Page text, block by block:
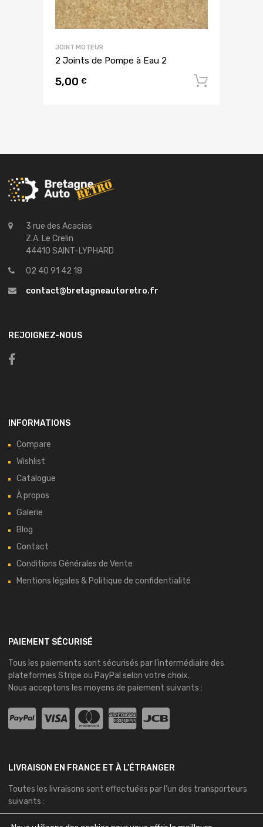
JOINT MOTEUR
2 Joints de Pompe à Eau 2
5,00 €
3 rue des Acacias
Z.A. Le Crelin
44410 SAINT-LYPHARD
02 40 91 42 18
contact@bretagneautoretro.fr
REJOIGNEZ-NOUS
INFORMATIONS
Compare
Wishlist
Catalogue
À propos
Galerie
Blog
Contact
Conditions Générales de Vente
Mentions légales & Politique de confidentialité
PAIEMENT SÉCURISÉ
Tous les paiements sont sécurisés par l’intermédiaire des
plateformes Stripe ou PayPal selon votre choix.
Nous acceptons les moyens de paiement suivants :
LIVRAISON EN FRANCE ET À L’ÉTRANGER
Toutes les livraisons sont effectuées par l’un des transporteurs
suivants :